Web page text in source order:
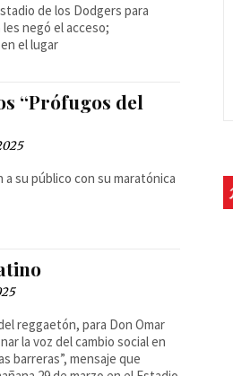
de los Dodgers para
negó el acceso;
el lugar
“Prófugos del
su público con su maratónica
reggaetón, para Don Omar
la voz del cambio social en
barreras”, mensaje que